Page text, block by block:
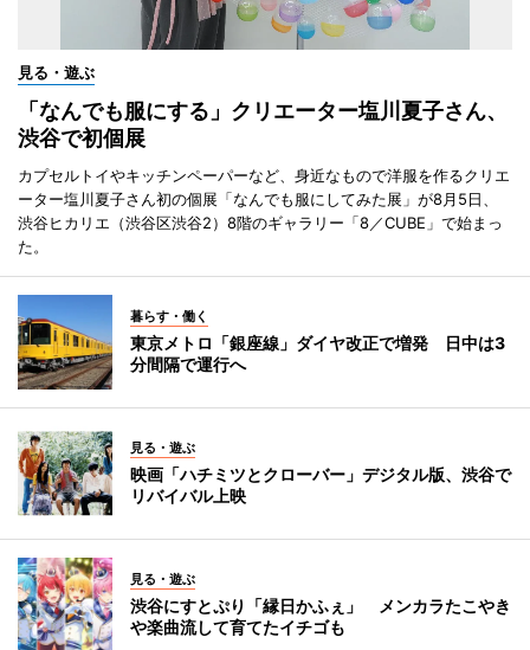
見る・遊ぶ
「なんでも服にする」クリエーター塩川夏子さん、
渋谷で初個展
カプセルトイやキッチンペーパーなど、身近なもので洋服を作るクリエ
ーター塩川夏子さん初の個展「なんでも服にしてみた展」が8月5日、
渋谷ヒカリエ（渋谷区渋谷2）8階のギャラリー「8／CUBE」で始まっ
た。
暮らす・働く
東京メトロ「銀座線」ダイヤ改正で増発 日中は3
分間隔で運行へ
見る・遊ぶ
映画「ハチミツとクローバー」デジタル版、渋谷で
リバイバル上映
見る・遊ぶ
渋谷にすとぷり「縁日かふぇ」 メンカラたこやき
や楽曲流して育てたイチゴも